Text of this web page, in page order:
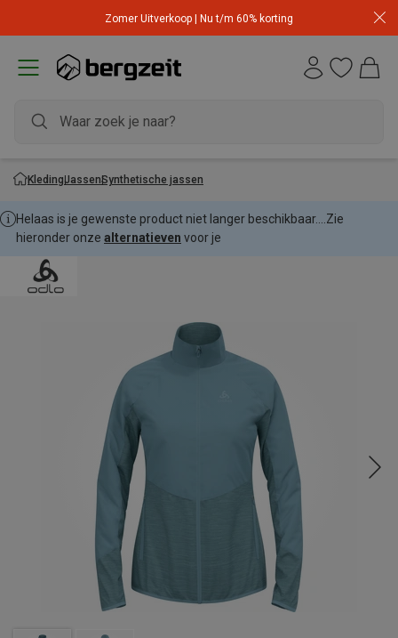
Zomer Uitverkoop | Nu t/m 60% korting
KledingJassenSynthetische jassen
Helaas is je gewenste product niet langer beschikbaar.... Zie
hieronder onze alternatieven voor je